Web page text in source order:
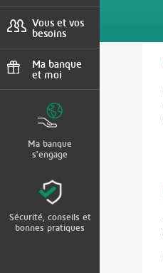
Vous et vos
besoins
client international
Ma banque
et moi
Ma banque
s'engage
Sécurité, conseils et
bonnes pratiques